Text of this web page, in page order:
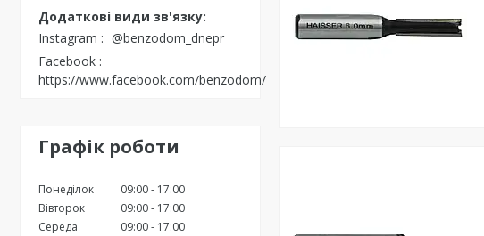
Instagram
@benzodom_dnepr
Facebook
https://www.facebook.com/benzodom/
Графік роботи
Понеділок 09:00
17:00
Вівторок
09:00
17:00
Середа
09:00
17:00